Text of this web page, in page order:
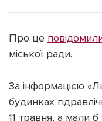
Наші соц мережі
Про це
міської ради.
За інформацією
будинках
11 травня, а мали